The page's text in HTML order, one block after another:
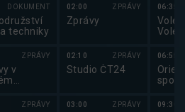
DOKUMENT
techniky
ZPRÁVY
v
ZPRÁVY
02:00 ZPRÁVY
Zprávy
02:10 ZPRÁVY
Studio ČT24
03:00 ZPRÁVY
06:35
06:55
běhu
09:30